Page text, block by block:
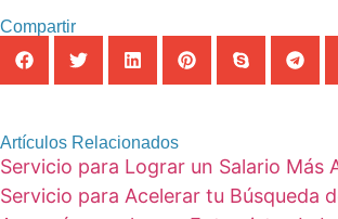
Compartir
Artículos Relacionados
Servicio para Lograr un Salario Más
Servicio para Acelerar tu Búsqueda